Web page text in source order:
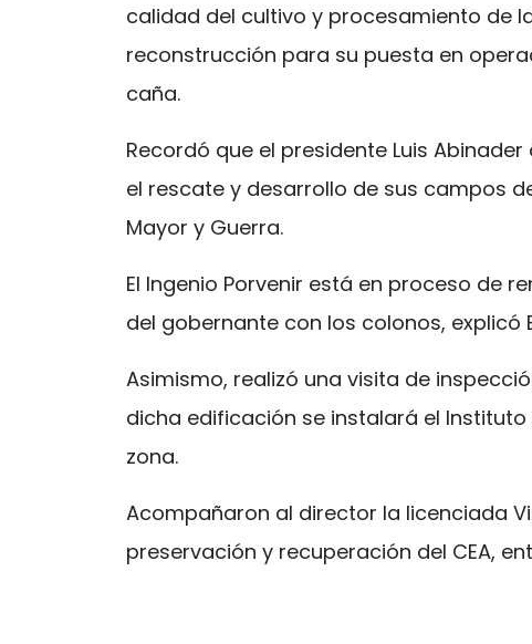
calidad del cultivo y procesamiento de
reconstrucción para su puesta en
caña.
Recordó que el presidente Luis
el rescate y desarrollo de sus campos
Mayor y Guerra.
El Ingenio Porvenir está en proceso de
del gobernante con los colonos, explicó
Asimismo, realizó una visita de
dicha edificación se instalará el
zona.
Acompañaron al director la licenciada
preservación y recuperación del CEA,